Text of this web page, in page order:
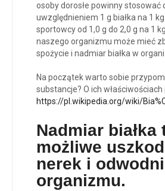
osoby dorosłe powinny stosować
uwzględnieniem 1 g białka na 1
sportowcy od 1,0 g do 2,0 g na 1
naszego organizmu może mieć
spożycie i nadmiar białka w
Na początek warto sobie
substancje? O ich
https://pl.wikipedia.org/wiki/
Nadmiar białka
możliwe u
nerek i
organizmu.